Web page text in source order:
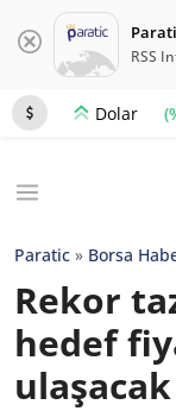
RSS
Dolar
Paratic » Borsa
Rekor
hedef
ulaşacak